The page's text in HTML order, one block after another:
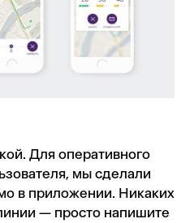
Для оперативного
мы сделали
в приложении. Никаких
— просто напишите